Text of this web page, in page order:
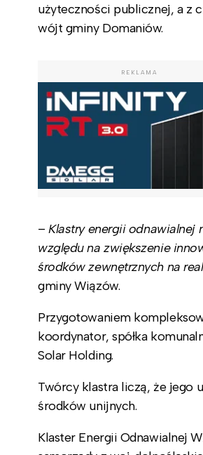
użyteczności publicznej, a z
wójt gminy Domaniów.
REKLAMA
– Klastry energii odnawialnej
względu na zwiększenie
środków zewnętrznych na
gminy Wiązów.
Przygotowaniem
koordynator, spółka
Solar Holding.
Twórcy klastra liczą, że jego
środków unijnych.
Klaster Energii Odnawialnej